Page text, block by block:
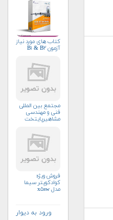
کتاب های مورد نیاز
آزمون B۱ & B۲
مجتمع بین المللی
فنی و مهندسی
مشاهیرپایتخت
فروش ویژه
کوادکوپتر سیما
مدل x۵sw
ورود به دیوار